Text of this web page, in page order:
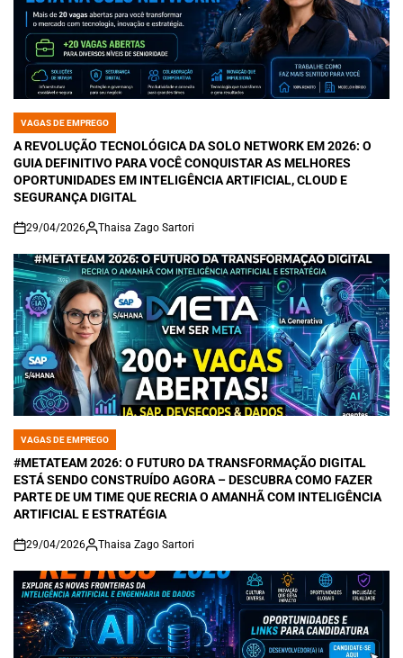
POSTED
IN
VAGAS DE EMPREGO
A REVOLUÇÃO TECNOLÓGICA DA SOLO NETWORK EM 2026: O
GUIA DEFINITIVO PARA VOCÊ CONQUISTAR AS MELHORES
OPORTUNIDADES EM INTELIGÊNCIA ARTIFICIAL, CLOUD E
SEGURANÇA DIGITAL
on
29/04/2026 Thaisa Zago Sartori
POSTED
IN
VAGAS DE EMPREGO
#METATEAM 2026: O FUTURO DA TRANSFORMAÇÃO DIGITAL
ESTÁ SENDO CONSTRUÍDO AGORA – DESCUBRA COMO FAZER
PARTE DE UM TIME QUE RECRIA O AMANHÃ COM INTELIGÊNCIA
ARTIFICIAL E ESTRATÉGIA
on
29/04/2026 Thaisa Zago Sartori